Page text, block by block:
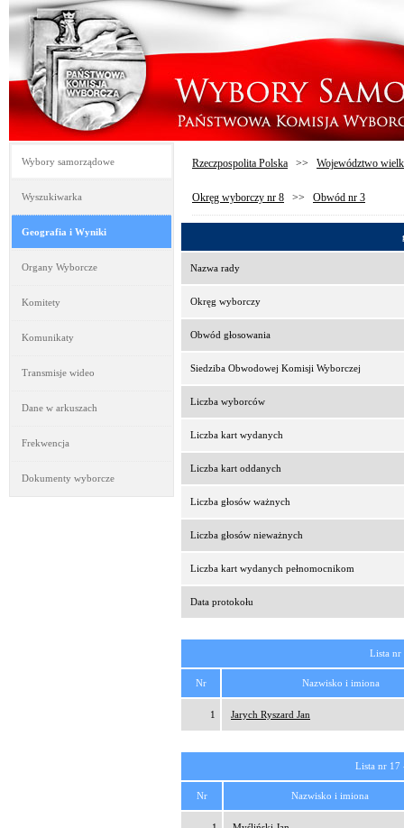
Wybory samorządowe
Wyszukiwarka
Geografia i Wyniki
Organy Wyborcze
Komitety
Komunikaty
Transmisje wideo
Dane w arkuszach
Frekwencja
Dokumenty wyborcze
Rzeczpospolita Polska >> Województwo
Okręg wyborczy nr 8 >> Obwód nr 3
Nazwa rady
Okręg wyborczy
Obwód głosowania
Siedziba Obwodowej Komisji Wyborczej
Liczba wyborców
Liczba kart wydanych
Liczba kart oddanych
Liczba głosów ważnych
Liczba głosów nieważnych
Liczba kart wydanych pełnomocnikom
Data protokołu
Lista
Nr Nazwisko i imiona
1 Jarych Ryszard Jan
Lista nr
Nr Nazwisko i imiona